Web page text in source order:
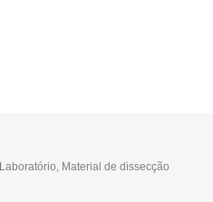
Laboratório, Material de dissecção